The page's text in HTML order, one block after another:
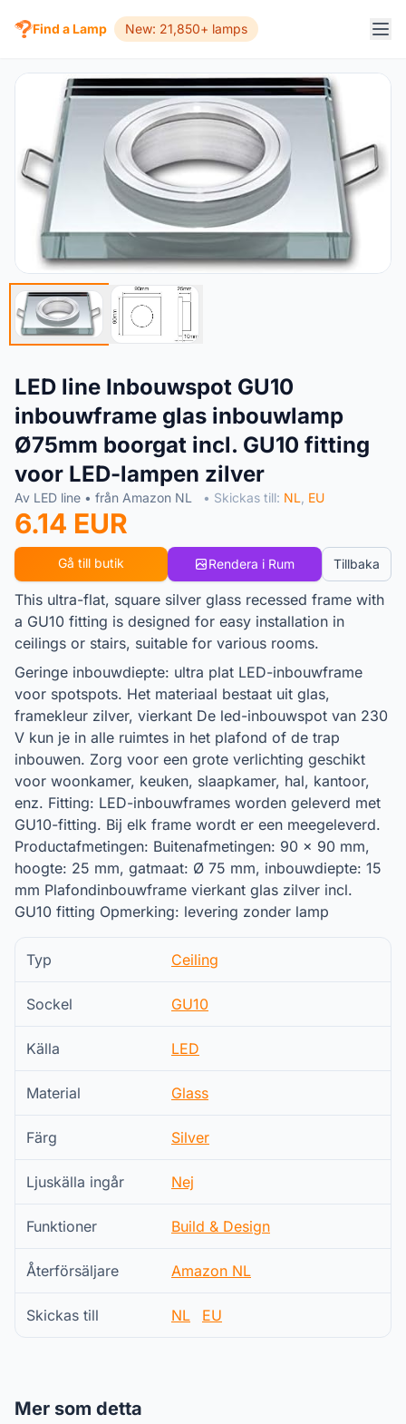
Find a Lamp New: 21,850+ lamps
LED line Inbouwspot GU10
inbouwframe glas inbouwlamp
Ø75mm boorgat incl. GU10 fitting
voor LED-lampen zilver
Av LED line • från Amazon NL • Skickas till: NL EU
6.14 EUR
Gå till butik Rendera i Rum Tillbaka
This ultra-flat, square silver glass recessed frame with
a GU10 fitting is designed for easy installation in
ceilings or stairs, suitable for various rooms.
Geringe inbouwdiepte: ultra plat LED-inbouwframe
voor spotspots. Het materiaal bestaat uit glas,
framekleur zilver, vierkant De led-inbouwspot van 230
V kun je in alle ruimtes in het plafond of de trap
inbouwen. Zorg voor een grote verlichting geschikt
voor woonkamer, keuken, slaapkamer, hal, kantoor,
enz. Fitting: LED-inbouwframes worden geleverd met
GU10-fitting. Bij elk frame wordt er een meegeleverd.
Productafmetingen: Buitenafmetingen: 90 x 90 mm,
hoogte: 25 mm, gatmaat: Ø 75 mm, inbouwdiepte: 15
mm Plafondinbouwframe vierkant glas zilver incl.
GU10 fitting Opmerking: levering zonder lamp
Typ Ceiling
Sockel GU10
Källa LED
Material Glass
Färg Silver
Ljuskälla ingår Nej
Funktioner Build & Design
Återförsäljare Amazon NL
Skickas till NL EU
Mer som detta